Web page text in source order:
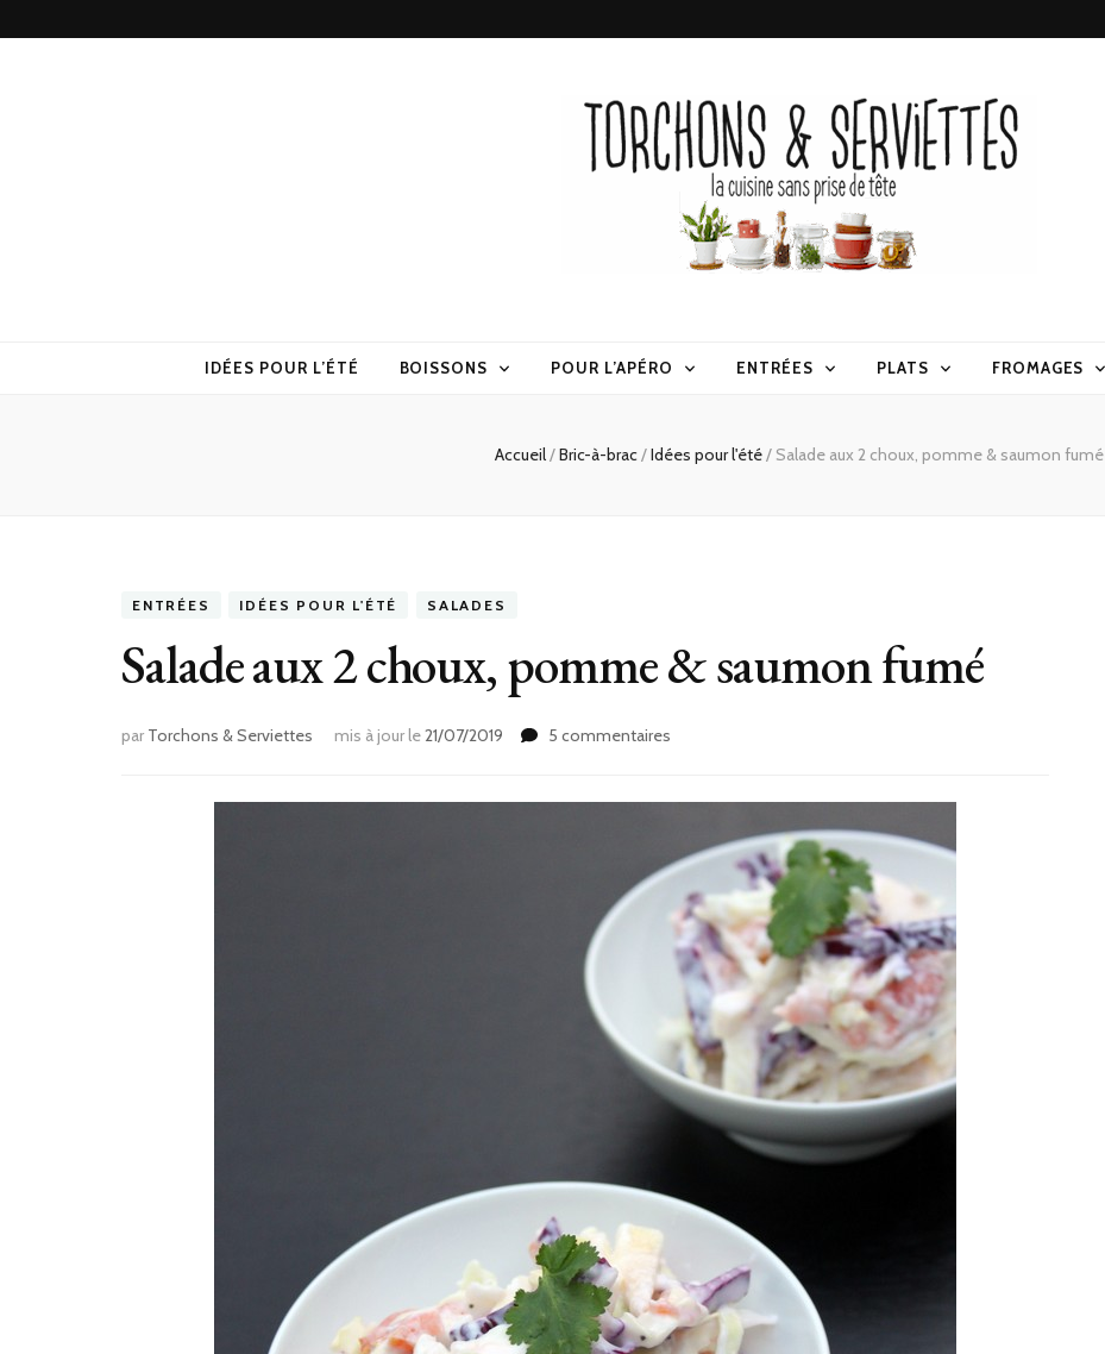
IDÉES POUR L’ÉTÉ BOISSONS POUR L’APÉRO ENTRÉES PLATS FROMAGES
Accueil/Bric-à-brac/Idées pour l'été/ Salade aux 2 choux, pomme & saumon fumé
ENTRÉES IDÉES POUR L'ÉTÉ SALADES
Salade aux 2 choux, pomme & saumon fumé
par Torchons & Serviettes mis à jour le21/07/2019 5 commentaires
2
pomme
saumon
fumé